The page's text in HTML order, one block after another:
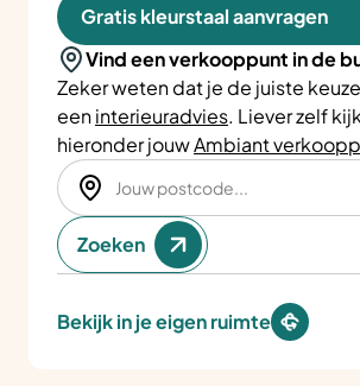
Gratis kleurstaal aanvragen
Vind een verkooppunt in de
Zeker weten dat je de juiste
eeninterieuradvies. Liever zelf
hieronder jouwAmbiant
Zoeken
Bekijk in je eigen ruimte